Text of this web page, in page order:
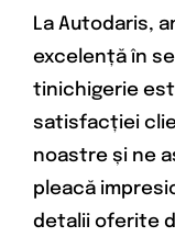
La Autodaris,
excelență în
tinichigerie
satisfacției
noastre și ne
pleacă
detalii oferite